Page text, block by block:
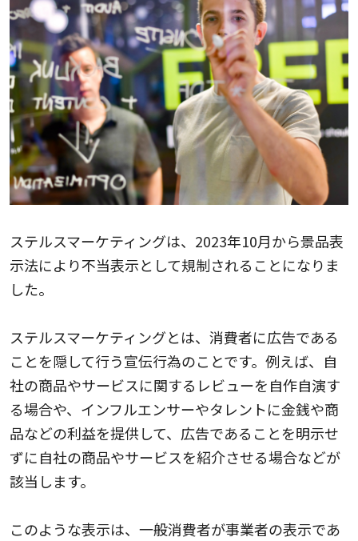
ステルスマーケティングは、2023年10月から景品表
示法により不当表示として規制されることになりま
した。
ステルスマーケティングとは、消費者に広告である
ことを隠して行う宣伝行為のことです。例えば、自
社の商品やサービスに関するレビューを自作自演す
る場合や、インフルエンサーやタレントに金銭や商
品などの利益を提供して、広告であることを明示せ
ずに自社の商品やサービスを紹介させる場合などが
該当します。
このような表示は、一般消費者が事業者の表示であ